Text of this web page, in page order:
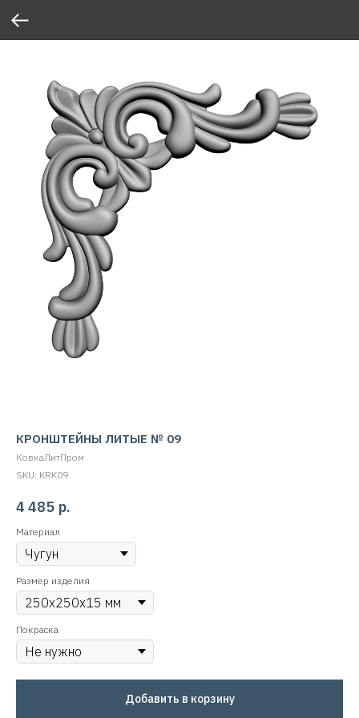
КРОНШТЕЙНЫ ЛИТЫЕ № 09
КовкаЛитПром
SKU: KRK09
4 485 р.
Материал
Размер изделия
Покраска
Добавить в корзину